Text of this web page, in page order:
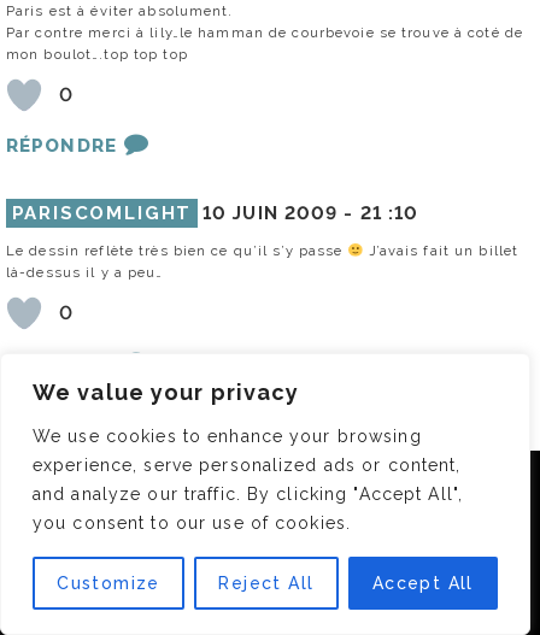
We value your privacy
We use cookies to enhance your browsing
experience, serve personalized ads or content,
and analyze our traffic. By clicking "Accept All",
you consent to our use of cookies.
Customize Reject All Accept All
Paris est à éviter absolument.
Par contre merci à lily…le hamman de courbevoie se trouve à coté de
mon boulot….top top top
0
RÉPONDRE
PARISCOMLIGHT 10 JUIN 2009 - 21 :10
Le dessin reflète très bien ce qu’il s’y passe
J’avais fait un billet
là-dessus il y a peu…
0
DEEDEE
11 JUIN 2009 -14 :14
Le lien, le lien !
NINNI 10 JUIN 2009 -22 :21
Nous utilisons des cookies pour vous garantir la meilleure
expérience sur notre site. Si vous continuez à utiliser ce
dernier, nous considérerons que vous acceptez l'utilisation des
cookies.
OK